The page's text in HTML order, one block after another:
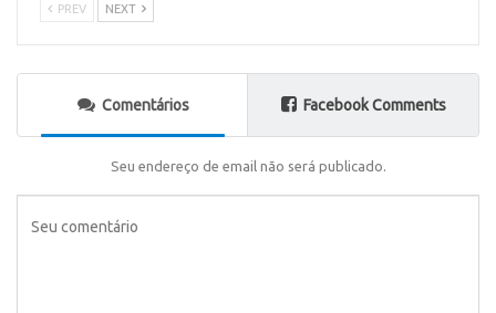
PREV NEXT
Comentários Facebook Comments
Seu endereço de email não será publicado.